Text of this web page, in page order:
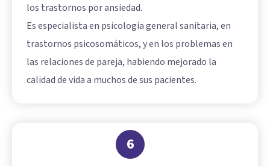
los trastornos por ansiedad.
Es especialista en psicología general sanitaria, en
trastornos psicosomáticos, y en los problemas en
las relaciones de pareja, habiendo mejorado la
calidad de vida a muchos de sus pacientes.
6